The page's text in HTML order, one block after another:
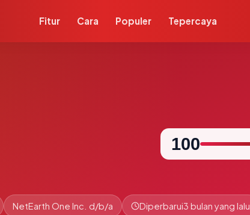
Fitur Cara Populer Tepercaya
100
NetEarth One Inc. d/b/a Diperbarui3 bulan yang lalu